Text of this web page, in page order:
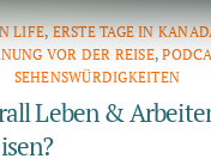
LIFE, ERSTE TAGE IN
VOR DER REISE,
SEHENSWÜRDIGKEITEN
Leben &